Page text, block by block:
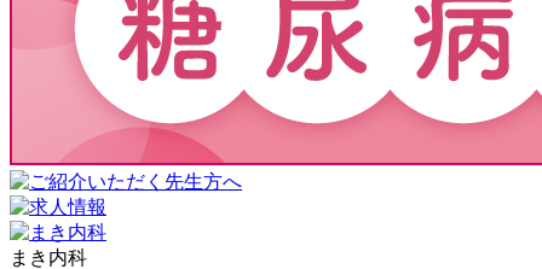
まき内科